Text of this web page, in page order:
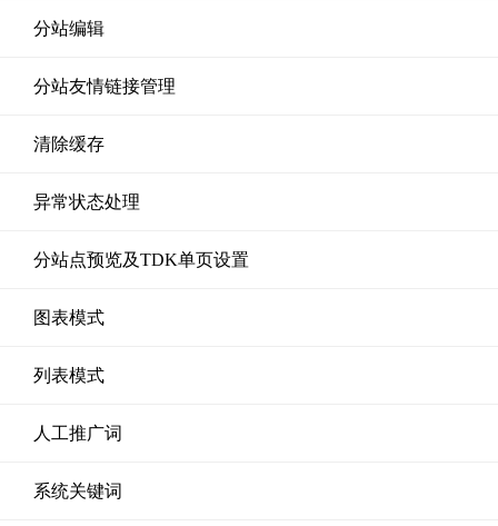
分站编辑
分站友情链接管理
清除缓存
异常状态处理
分站点预览及TDK单页设置
图表模式
列表模式
人工推广词
系统关键词